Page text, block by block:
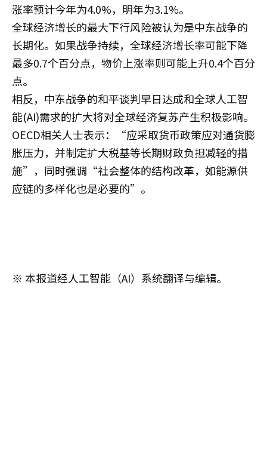
涨率预计今年为4.0%，明年为3.1%。
全球经济增长的最大下行风险被认为是中东战争的
长期化。如果战争持续，全球经济增长率可能下降
最多0.7个百分点，物价上涨率则可能上升0.4个百分
点。
相反，中东战争的和平谈判早日达成和全球人工智
能(AI)需求的扩大将对全球经济复苏产生积极影响。
OECD相关人士表示：“应采取货币政策应对通货膨
胀压力，并制定扩大税基等长期财政负担减轻的措
施”，同时强调“社会整体的结构改革，如能源供
应链的多样化也是必要的”。
※ 本报道经人工智能（AI）系统翻译与编辑。